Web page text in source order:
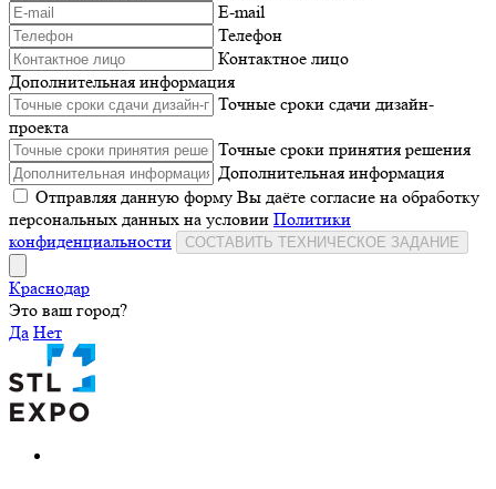
E-mail
Телефон
Контактное лицо
Дополнительная информация
Точные сроки сдачи дизайн-
проекта
Точные сроки принятия решения
Дополнительная информация
Отправляя данную форму Вы даёте согласие на обработку
персональных данных на условии Политики
конфиденциальности
СОСТАВИТЬ ТЕХНИЧЕСКОЕ ЗАДАНИЕ
Краснодар
Это ваш город?
Да Нет